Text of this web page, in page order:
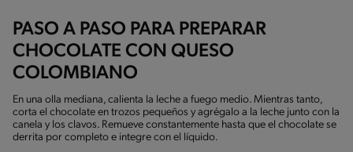
PASO A PASO PARA PREPARAR
CHOCOLATE CON QUESO
COLOMBIANO
En una olla mediana, calienta la leche a fuego medio. Mientras tanto,
corta el chocolate en trozos pequeños y agrégalo a la leche junto con la
canela y los clavos. Remueve constantemente hasta que el chocolate se
derrita por completo e integre con el líquido.